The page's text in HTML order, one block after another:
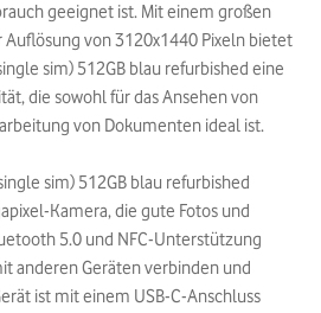
geeignet ist. Mit einem großen
von 3120x1440 Pixeln bietet
sim) 512GB blau refurbished eine
die sowohl für das Ansehen von
von Dokumenten ideal ist.
sim) 512GB blau refurbished
Kamera, die gute Fotos und
5.0 und NFC-Unterstützung
anderen Geräten verbinden und
ist mit einem USB-C-Anschluss